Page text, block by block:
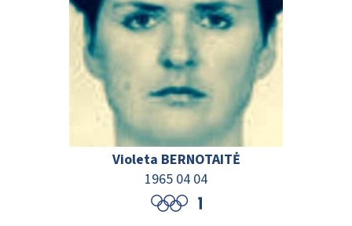
Violeta BERNOTAITĖ
1965 04 04